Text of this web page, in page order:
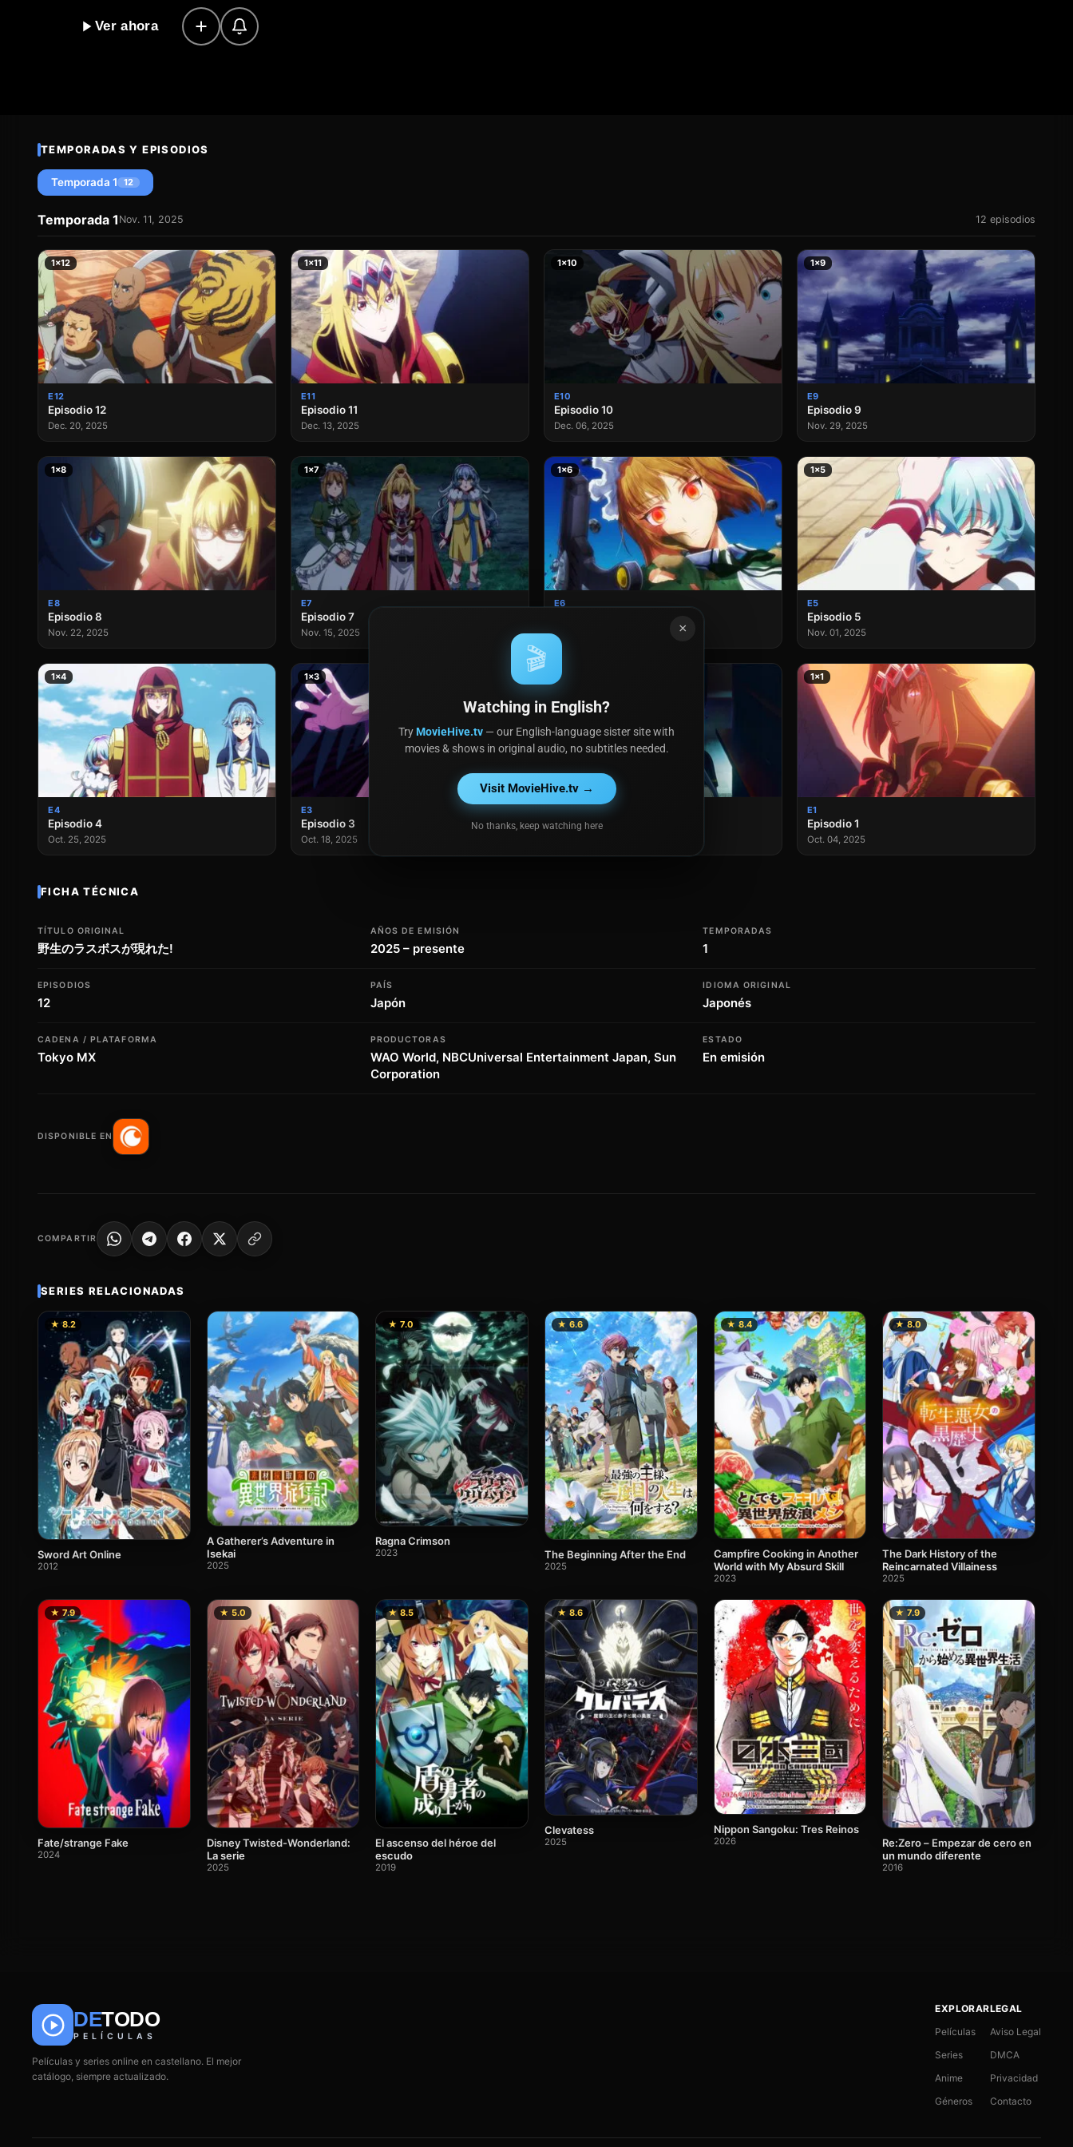
mano de hierro en un mundo de fantasía llamado Exgate Online. La cosa es que Lufas Maphaahl
era la tirana de alas negras, la gran conquistadora y líder de las Doce Estrellas Celestiales, y su
fantasía se entrelazan de manera inesperada.
Ver ahora
TEMPORADAS Y EPISODIOS
Temporada 1 12
Temporada 1 Nov. 11, 2025 12 episodios
1×12
E12
Episodio 12
Dec. 20, 2025
1×11
E11
Episodio 11
Dec. 13, 2025
1×10
E10
Episodio 10
Dec. 06, 2025
1×9
E9
Episodio 9
Nov. 29, 2025
1×8
E8
Episodio 8
Nov. 22, 2025
1×7
E7
Episodio 7
Nov. 15, 2025
1×6
E6
Nov. 08, 2025
1×5
E5
Episodio 5
Nov. 01, 2025
1×4
E4
Episodio 4
Oct. 25, 2025
1×3
E3
Episodio 3
Oct. 18, 2025
1×2
E2
Episodio 2
1×1
E1
Episodio 1
Oct. 04, 2025
FICHA TÉCNICA
TÍTULO ORIGINAL
野生のラスボスが現れた!
AÑOS DE EMISIÓN
2025 – presente
TEMPORADAS
1
EPISODIOS
12
PAÍS
Japón
IDIOMA ORIGINAL
Japonés
CADENA / PLATAFORMA
Tokyo MX
PRODUCTORAS
WAO World, NBCUniversal Entertainment Japan, Sun
Corporation
ESTADO
En emisión
DISPONIBLE EN
COMPARTIR
SERIES RELACIONADAS
★ 8.2
Sword Art Online
2012
A Gatherer’s Adventure in
Isekai
2025
★ 7.0
Ragna Crimson
2023
★ 6.6
The Beginning After the End
2025
★ 8.4
Campfire Cooking in Another
World with My Absurd Skill
2023
★ 8.0
The Dark History of the
Reincarnated Villainess
2025
★ 7.9
Fate/strange Fake
2024
★ 5.0
Disney Twisted-Wonderland:
La serie
2025
★ 8.5
El ascenso del héroe del
escudo
2019
★ 8.6
Clevatess
2025
Nippon Sangoku: Tres Reinos
2026
★ 7.9
Re:Zero – Empezar de cero en
un mundo diferente
2016
DETODO
PELÍCULAS
Películas y series online en castellano. El mejor
catálogo, siempre actualizado.
EXPLORAR
Películas
Series
Anime
Géneros
LEGAL
Aviso Legal
DMCA
Privacidad
Contacto
×
🎬
Watching in English?
TryMovieHive.tv — our English-language sister site with
movies & shows in original audio, no subtitles needed.
Visit MovieHive.tv →
No thanks, keep watching here